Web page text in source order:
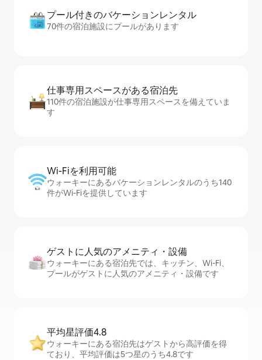
プール付きのバ⁠ケ⁠ー⁠シ⁠ョ⁠ンレ⁠ン⁠タ⁠ル
70件の宿泊施設にプールがあります
仕事専用ス⁠ペ⁠ー⁠スがあ⁠る宿⁠泊⁠先
110件の宿泊施設が仕事専用スペースを備えていま
す
Wi-Fiを利⁠用⁠可⁠能
ウォーキーにあるバケーションレンタルのうち140
件がWi-Fiを提供しています
ゲストに人⁠気⁠のア⁠メ⁠ニ⁠テ⁠ィ・設⁠備
ウォーキーにある宿泊先では、キッチン、Wi-Fi、
プールがゲストに人気のアメニティ・設備です
平均星評価4.8
ウォーキーにある宿泊先はゲストから高評価を得
ており、平均評価は5つ星のうち4.8です